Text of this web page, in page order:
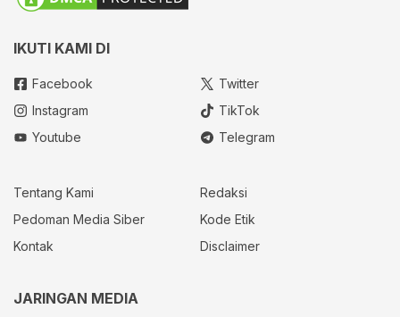
IKUTI KAMI DI
Facebook
Twitter
Instagram
TikTok
Youtube
Telegram
Tentang Kami
Redaksi
Pedoman Media Siber
Kode Etik
Kontak
Disclaimer
JARINGAN MEDIA